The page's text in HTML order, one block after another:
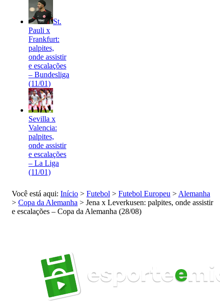
St.
Pauli x
Frankfurt:
palpites,
onde assistir
e escalações
– Bundesliga
(11/01)
Sevilla x
Valencia:
palpites,
onde assistir
e escalações
– La Liga
(11/01)
Você está aqui: Início > Futebol > Futebol Europeu > Alemanha
> Copa da Alemanha > Jena x Leverkusen: palpites, onde assistir
e escalações – Copa da Alemanha (28/08)